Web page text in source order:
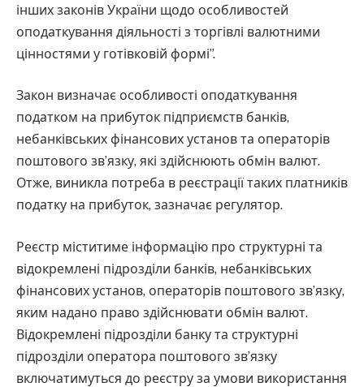
інших законів України щодо особливостей
оподаткування діяльності з торгівлі валютними
цінностями у готівковій формі”.
Закон визначає особливості оподаткування
податком на прибуток підприємств банків,
небанківських фінансових установ та операторів
поштового зв’язку, які здійснюють обмін валют.
Отже, виникла потреба в реєстрації таких платників
податку на прибуток, зазначає регулятор.
Реєстр міститиме інформацію про структурні та
відокремлені підрозділи банків, небанківських
фінансових установ, операторів поштового зв’язку,
яким надано право здійснювати обмін валют.
Відокремлені підрозділи банку та структурні
підрозділи оператора поштового зв’язку
включатимуться до реєстру за умови використання